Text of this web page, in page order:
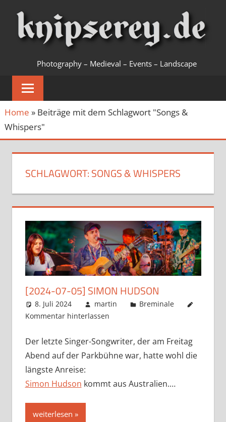
springen
KNIPSEREY
Photography – Medieval – Events – Landscape
Home » Beiträge mit dem Schlagwort "Songs &
Whispers"
SCHLAGWORT:SONGS & WHISPERS
[2024-07-05] SIMON HUDSON
8. Juli 2024 martin
Breminale
Kommentar hinterlassen
Der letzte Singer-Songwriter, der am Freitag
Abend auf der Parkbühne war, hatte wohl die
längste Anreise:
Simon Hudson kommt aus Australien.…
weiterlesen